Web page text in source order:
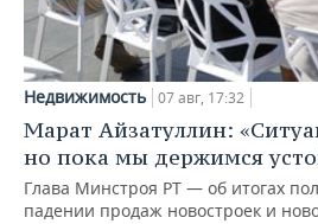
Недвижимость 07 авг, 17:32
Марат Айзатуллин:
но пока мы держимся
Глава Минстроя РТ — об итогах
падении продаж новостроек и